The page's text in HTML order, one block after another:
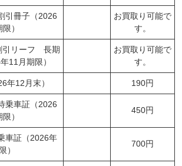
引冊子（2026
）
お買取り可能で
す。
引リーフ 長期
11月期限）
お買取り可能で
す。
年12月末） 190円
乗車証（2026
）
450円
車証（2026年
）
700円